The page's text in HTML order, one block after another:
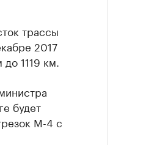
трассы
2017
1119 км.
будет
М-4 с